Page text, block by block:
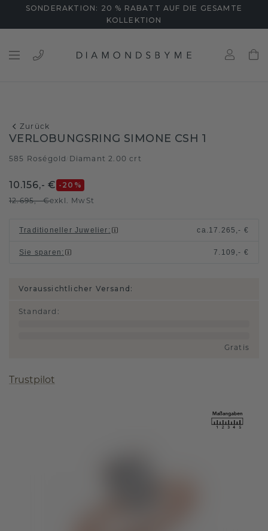
SONDERAKTION: 20 % RABATT AUF DIE GESAMTE
KOLLEKTION
Zurück
VERLOBUNGSRING SIMONE CSH 1
585 Roségold Diamant 2.00 crt
10.156,- € -20 %
12.695,- €exkl. MwSt
Traditioneller Juwelier : ca. 17.265,- €
Sie sparen : 7.109,- €
Voraussichtlicher Versand:
Standard :
Gratis
Trustpilot